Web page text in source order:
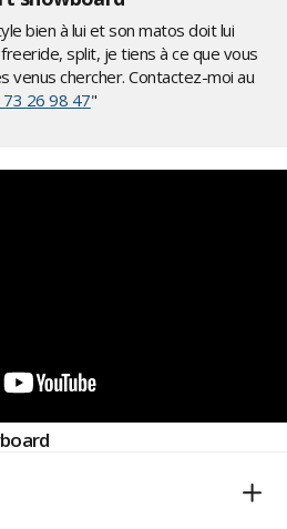
bien à lui et son matos doit lui
split, je tiens à ce que vous
venus chercher. Contactez-moi au
26 98 47"